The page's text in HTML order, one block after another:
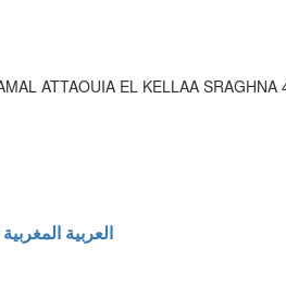
ATTAOUIA EL KELLAA SRAGHNA
العربية المغربية